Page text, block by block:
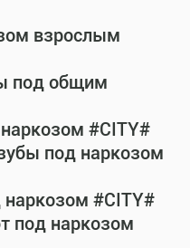
взрослым
под общим
#CITY#
под наркозом
#CITY#
под наркозом